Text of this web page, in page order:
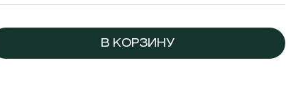
В КОРЗИНУ